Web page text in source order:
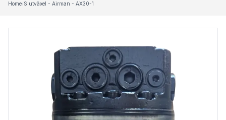
Home/Slutväxel - Airman - AX30-1